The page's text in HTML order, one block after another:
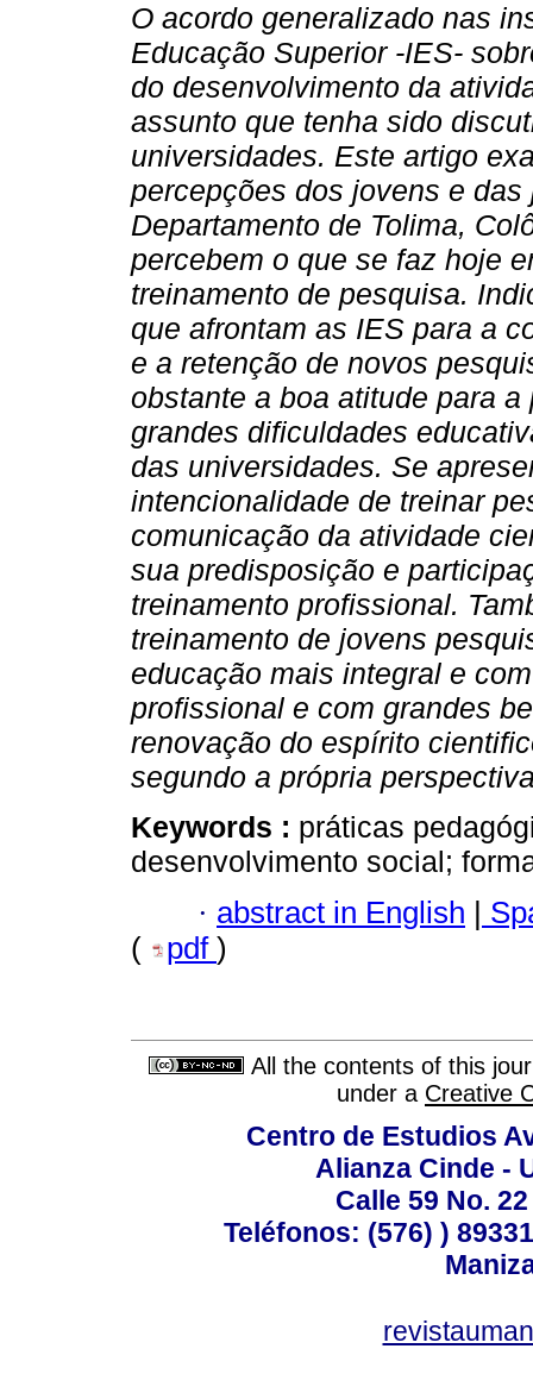
O acordo generalizado nas
Educação Superior -IES-
do desenvolvimento da
assunto que tenha sido
universidades. Este artigo
percepções dos jovens e
Departamento de Tolima,
percebem o que se faz hoje
treinamento de pesquisa.
que afrontam as IES para a
e a retenção de novos
obstante a boa atitude para
grandes dificuldades
das universidades. Se
intencionalidade de treinar
comunicação da atividade
sua predisposição e
treinamento profissional.
treinamento de jovens
educação mais integral e
profissional e com grandes
renovação do espírito
segundo a própria
Keywords : práticas
desenvolvimento social;
· abstract in English |
(
pdf )
All the contents of this
under a Creative
Centro de Estudios
Alianza Cinde -
Calle 59 No.
Teléfonos: (576) )